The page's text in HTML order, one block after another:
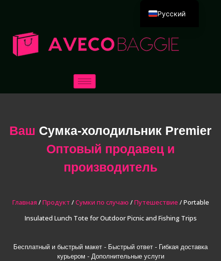
Ваш Сумка-холодильник Premier
Оптовый продавец и
производитель
Главная /Продукт /Сумки по случаю /Путешествие / Portable
Insulated Lunch Tote for Outdoor Picnic and Fishing Trips
Бесплатный и быстрый макет - Быстрый ответ - Гибкая доставка
курьером - Дополнительные услуги
Русский
Deutsch
العربية
Italiano